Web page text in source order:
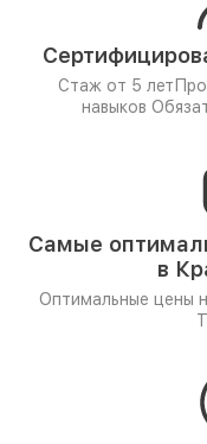
Стаж от 5 лет
навыков
Самые
в
Оптимальные цены